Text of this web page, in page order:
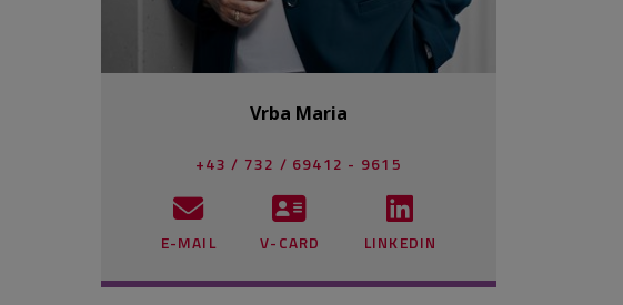
Vrba Maria
+43 / 732 / 69412 - 9615
E-MAIL V-CARD LINKEDIN